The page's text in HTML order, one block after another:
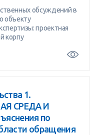
обсуждений в
объекту
проектная
корпу
1.
СРЕДА И
по
обращения